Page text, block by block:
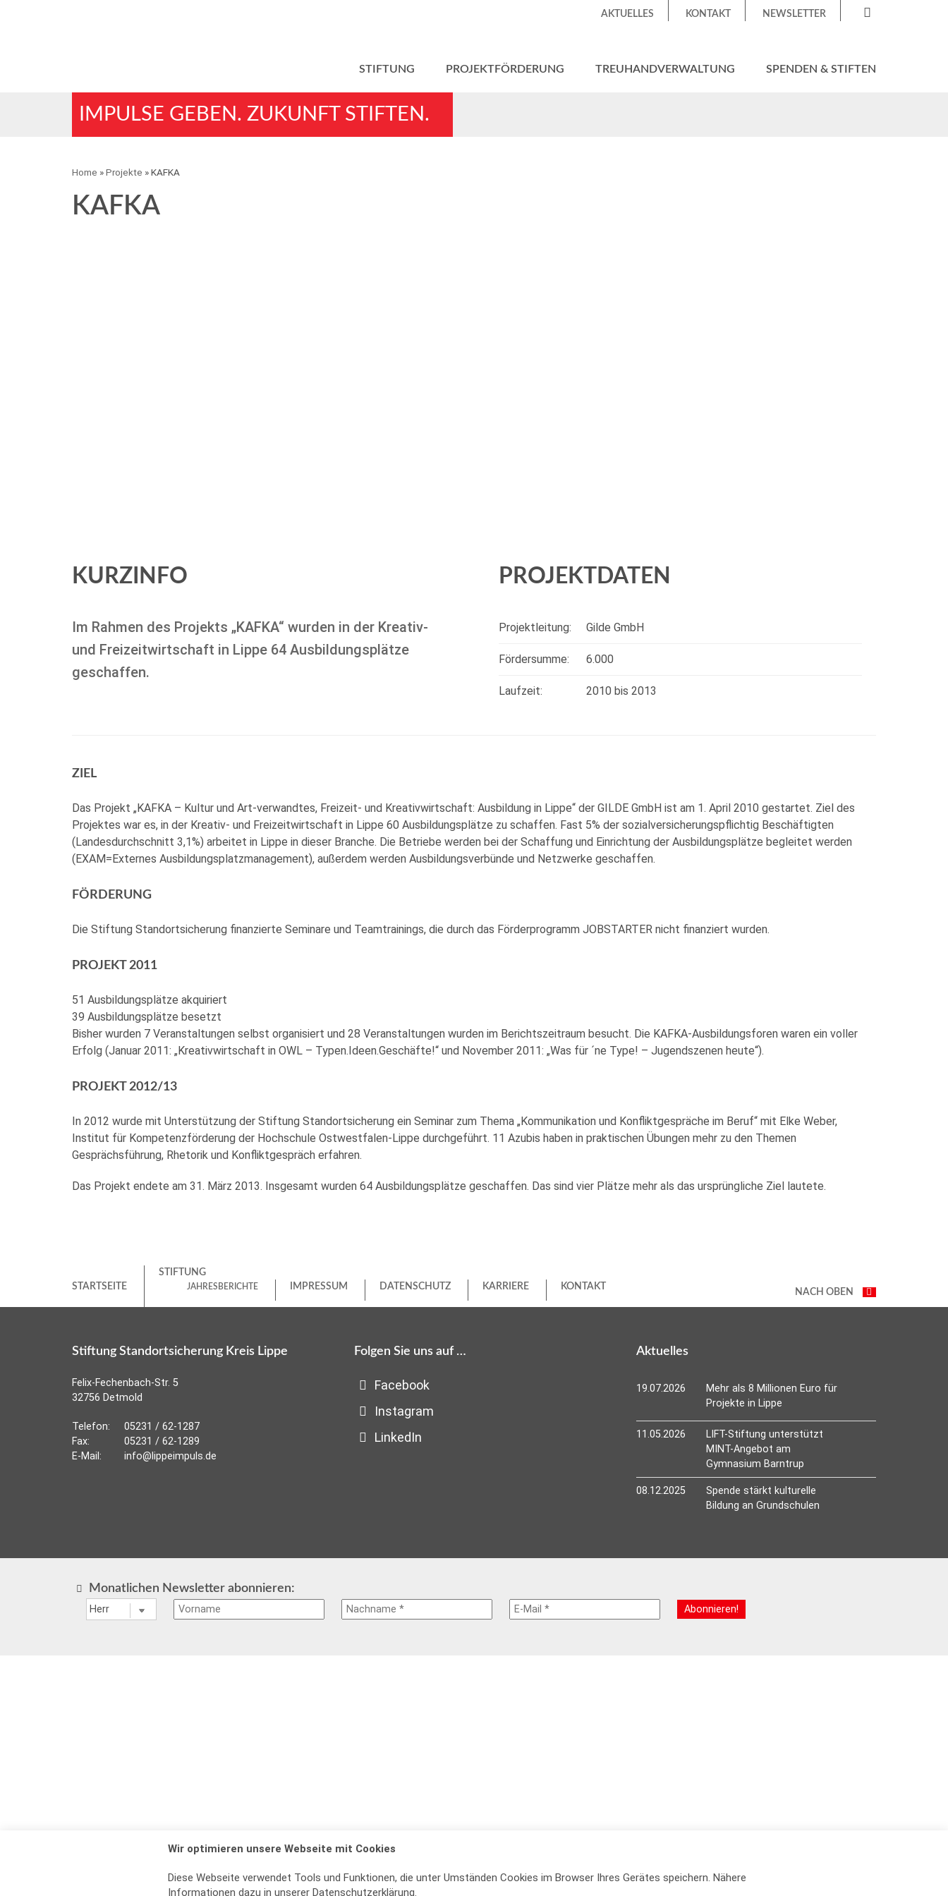
AKTUELLES KONTAKT NEWSLETTER
STIFTUNG PROJEKTFÖRDERUNG TREUHANDVERWALTUNG SPENDEN & STIFTEN
IMPULSE GEBEN. ZUKUNFT STIFTEN.
Home »Projekte »KAFKA
KAFKA
KURZINFO
Im Rahmen des Projekts „KAFKA“ wurden in der Kreativ-
und Freizeitwirtschaft in Lippe 64 Ausbildungsplätze
geschaffen.
PROJEKTDATEN
Projektleitung: Gilde GmbH
Fördersumme: 6.000
Laufzeit: 2010 bis 2013
ZIEL
Das Projekt „KAFKA – Kultur und Art-verwandtes, Freizeit- und Kreativwirtschaft: Ausbildung in Lippe“ der GILDE GmbH ist am 1. April 2010 gestartet. Ziel des
Projektes war es, in der Kreativ- und Freizeitwirtschaft in Lippe 60 Ausbildungsplätze zu schaffen. Fast 5% der sozialversicherungspflichtig Beschäftigten
(Landesdurchschnitt 3,1%) arbeitet in Lippe in dieser Branche. Die Betriebe werden bei der Schaffung und Einrichtung der Ausbildungsplätze begleitet werden
(EXAM=Externes Ausbildungsplatzmanagement), außerdem werden Ausbildungsverbünde und Netzwerke geschaffen.
FÖRDERUNG
Die Stiftung Standortsicherung finanzierte Seminare und Teamtrainings, die durch das Förderprogramm JOBSTARTER nicht finanziert wurden.
PROJEKT 2011
51 Ausbildungsplätze akquiriert
39 Ausbildungsplätze besetzt
Bisher wurden 7 Veranstaltungen selbst organisiert und 28 Veranstaltungen wurden im Berichtszeitraum besucht. Die KAFKA-Ausbildungsforen waren ein voller
Erfolg (Januar 2011: „Kreativwirtschaft in OWL – Typen.Ideen.Geschäfte!“ und November 2011: „Was für ´ne Type! – Jugendszenen heute“).
PROJEKT 2012/13
In 2012 wurde mit Unterstützung der Stiftung Standortsicherung ein Seminar zum Thema „Kommunikation und Konfliktgespräche im Beruf“ mit Elke Weber,
Institut für Kompetenzförderung der Hochschule Ostwestfalen-Lippe durchgeführt. 11 Azubis haben in praktischen Übungen mehr zu den Themen
Gesprächsführung, Rhetorik und Konfliktgespräch erfahren.
Das Projekt endete am 31. März 2013. Insgesamt wurden 64 Ausbildungsplätze geschaffen. Das sind vier Plätze mehr als das ursprüngliche Ziel lautete.
STARTSEITE
STIFTUNG
JAHRESBERICHTE IMPRESSUM DATENSCHUTZ KARRIERE KONTAKT
NACH OBEN
Stiftung Standortsicherung Kreis Lippe
Felix-Fechenbach-Str. 5
32756 Detmold
Telefon:
05231 / 62-1287
Fax:
05231 / 62-1289
E-Mail:
info@lippeimpuls.de
Folgen Sie uns auf …
Facebook
Instagram
LinkedIn
Aktuelles
19.07.2026
Mehr als 8 Millionen Euro für
Projekte in Lippe
11.05.2026
LIFT-Stiftung unterstützt
MINT-Angebot am
Gymnasium Barntrup
08.12.2025
Spende stärkt kulturelle
Bildung an Grundschulen
Monatlichen Newsletter abonnieren:
Wir optimieren unsere Webseite mit Cookies
Diese Webseite verwendet Tools und Funktionen, die unter Umständen Cookies im Browser Ihres Gerätes speichern. Nähere
Informationen dazu in unserer Datenschutzerklärung.